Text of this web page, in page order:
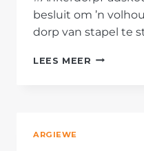
besluit om ’n
dorp van stapel te
LEES MEER
ARGIEWE